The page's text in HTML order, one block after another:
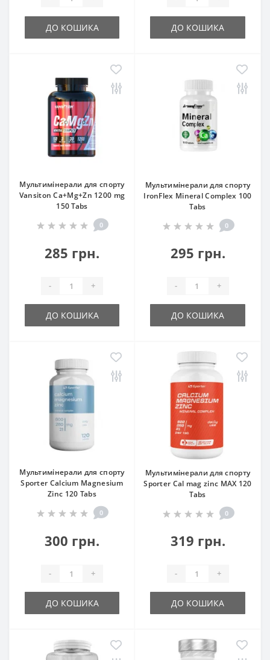
ДО КОШИКА ДО КОШИКА
Мультимінерали для спорту
Vansiton Ca+Mg+Zn 1200 mg
150 Tabs
0
285 грн.
- +
ДО КОШИКА
Мультимінерали для спорту
IronFlex Mineral Complex 100
Tabs
0
295 грн.
- +
ДО КОШИКА
Мультимінерали для спорту
Sporter Calcium Magnesium
Zinc 120 Tabs
0
300 грн.
- +
ДО КОШИКА
Мультимінерали для спорту
Sporter Cal mag zinc MAX 120
Tabs
0
319 грн.
- +
ДО КОШИКА